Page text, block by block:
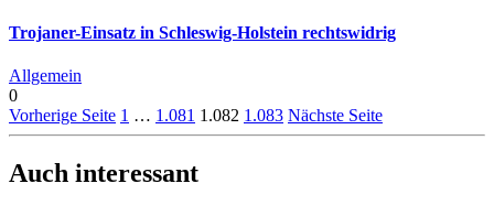
Trojaner-Einsatz in Schleswig-Holstein rechtswidrig
Allgemein
0
Vorherige Seite 1 … 1.081 1.082 1.083 Nächste Seite
Auch interessant